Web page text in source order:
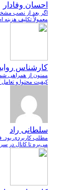
احسان وفادار
اگر بعد از نصب
معمولاً تکلیف
کارشناس
ممنون از همراهی
کیفیت محتوا و
سلطانی راد
مطلب کاربردی بود.
می‌بره تا کانال در